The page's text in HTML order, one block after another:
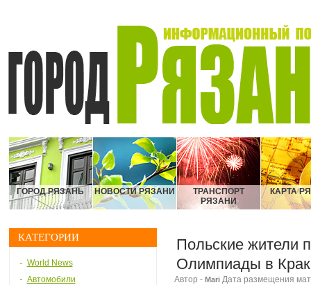
ГОРОД РЯЗАНЬ НОВОСТИ РЯЗАНИ
ТРАНСПОРТ
РЯЗАНИ
КАРТА
КАТЕГОРИИ
World News
Автомобили
Польские жители
Олимпиады в
Автор - MariДата размещения